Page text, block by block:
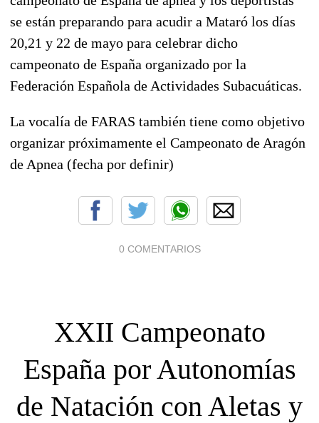
se están preparando para acudir a Mataró los días
20,21 y 22 de mayo para celebrar dicho
campeonato de España organizado por la
Federación Española de Actividades Subacuáticas.
La vocalía de FARAS también tiene como objetivo
organizar próximamente el Campeonato de Aragón
de Apnea (fecha por definir)
0 COMENTARIOS
XXII Campeonato
España por Autonomías
de Natación con Aletas y